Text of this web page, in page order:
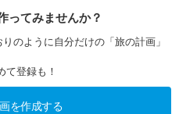
ってみませんか？
のように自分だけの「旅の計画」
て登録も！
を作成する